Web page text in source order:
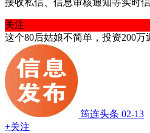
接收私信、信息审核通知等实时
关注
这个80后姑娘不简单，投资200万
筠连头条 02-13
+关注